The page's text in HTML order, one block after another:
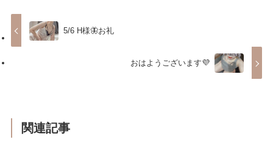
5/6 H様🦋お礼
おはようございます💜
関連記事